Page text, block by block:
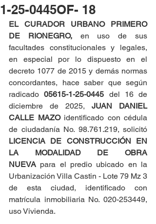
1-25-0445OF- 18
EL CURADOR URBANO PRIMERO
DE RIONEGRO, en uso de sus
facultades constitucionales y legales,
en especial por lo dispuesto en el
decreto 1077 de 2015 y demás normas
concordantes, hace saber que según
radicado 05615-1-25-0445 del 16 de
diciembre de 2025, JUAN DANIEL
CALLE MAZO identificado con cédula
LICENCIA DE CONSTRUCCIÓN EN
LA MODALIDAD DE OBRA
NUEVA para el predio ubicado en la
Urbanización Villa Castin - Lote 79 Mz 3
de esta ciudad, identificado con
matrícula inmobiliaria No. 020-253449,
uso Vivienda.